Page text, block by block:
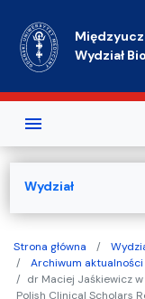
Wydział
Strona główna
Archiwum aktualności
dr Maciej Jaśkiewicz
Polish Clinical Scholars
Wydział